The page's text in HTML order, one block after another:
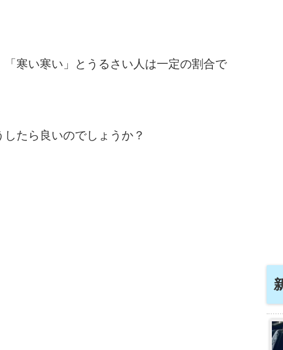
寒い寒い」とうるさい人は一定の割合で
たら良いのでしょうか？